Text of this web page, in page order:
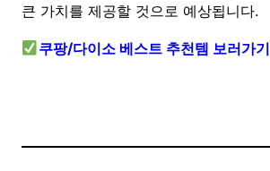
큰 가치를 제공할 것으로 예상됩니다.
쿠팡/다이소 베스트 추천템 보러가기